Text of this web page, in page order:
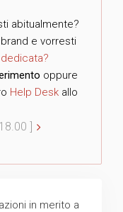
abitualmente?
e vorresti
oppure
Help Deskallo
]
in merito a